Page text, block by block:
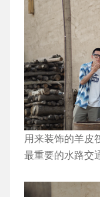
用来装饰的羊皮
最重要的水路交